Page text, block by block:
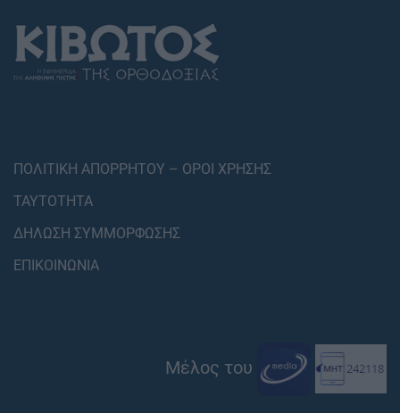
ΠΟΛΙΤΙΚΗ ΑΠΟΡΡΗΤΟΥ – ΟΡΟΙ ΧΡΗΣΗΣ
ΤΑΥΤΟΤΗΤΑ
ΔΗΛΩΣΗ ΣΥΜΜΟΡΦΩΣΗΣ
ΕΠΙΚΟΙΝΩΝΙΑ
Μέλος του